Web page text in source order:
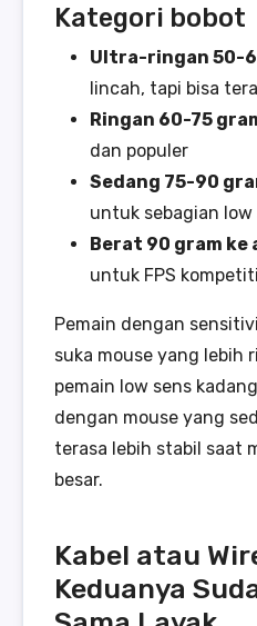
Kategori bobot
Ultra-ringan 50-
lincah, tapi bisa
Ringan 60-75
dan populer
Sedang 75-90
untuk sebagian low
Berat 90 gram ke
untuk FPS
Pemain dengan
suka mouse yang lebih
pemain low sens
dengan mouse yang
terasa lebih stabil saat
besar.
Kabel atau
Keduanya